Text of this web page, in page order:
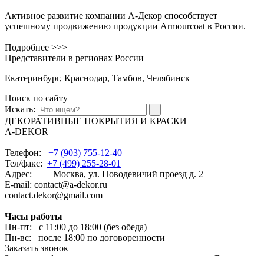
Активное развитие компании А-Декор способствует
успешному продвижению продукции Armourcoat в России.
Подробнее >>>
Представители в регионах России
Екатеринбург, Краснодар, Тамбов, Челябинск
Поиск по сайту
Искать:
ДЕКОРАТИВНЫЕ ПОКРЫТИЯ И КРАСКИ
A-DEKOR
Телефон: +7 (903) 755-12-40
Тел/факс: +7 (499) 255-28-01
Адрес: Москва, ул. Новодевичий проезд д. 2
E-mail: contact@a-dekor.ru
contact.dekor@gmail.com
Часы работы
Пн-пт: с 11:00 до 18:00 (без обеда)
Пн-вс: после 18:00 по договоренности
Заказать звонок